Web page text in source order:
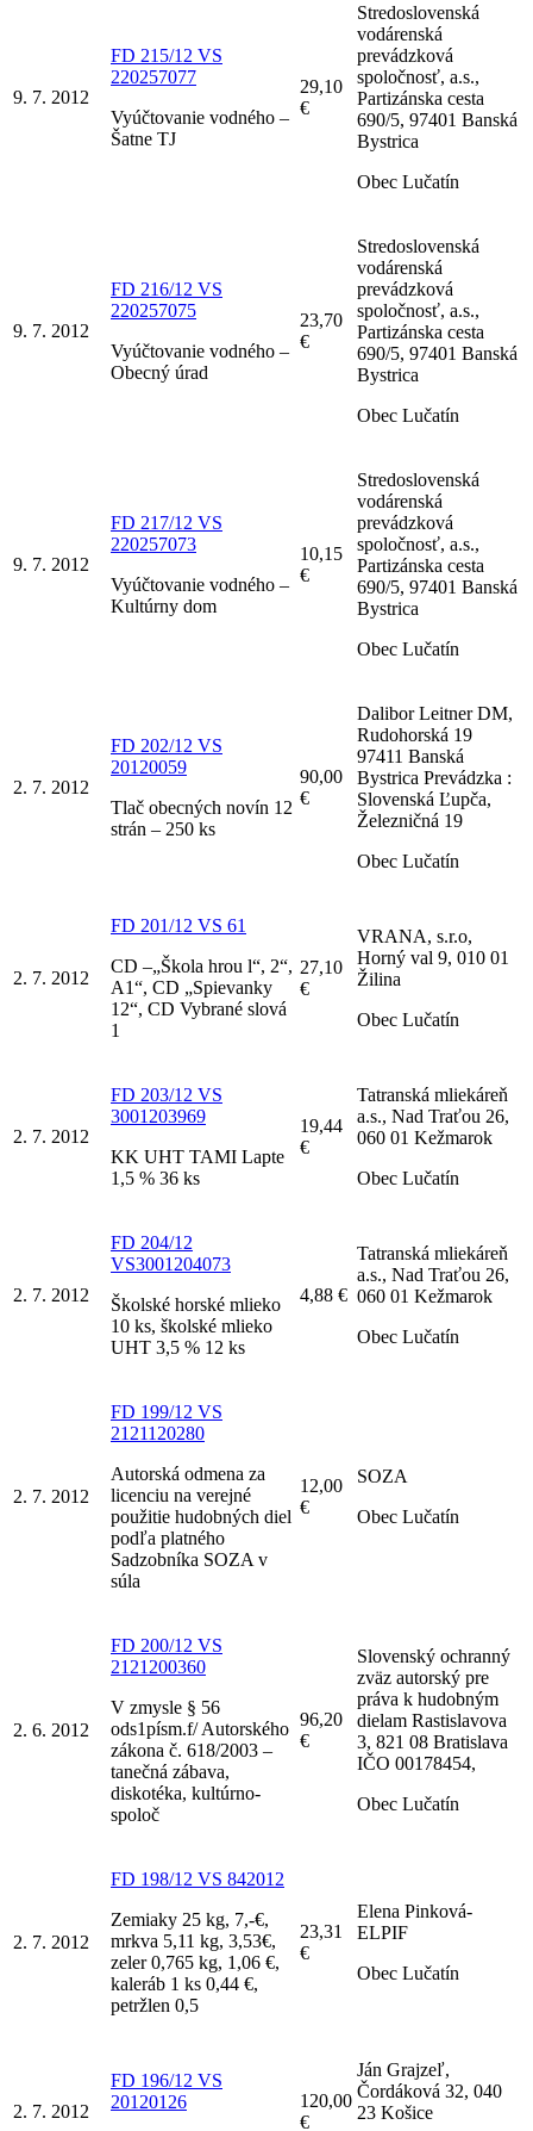
9. 7. 2012
FD 215/12 VS
220257077
Vyúčtovanie vodného –
Šatne TJ
29,10
€
Stredoslovenská
vodárenská
prevádzková
spoločnosť, a.s.,
Partizánska cesta
690/5, 97401 Banská
Bystrica
Obec Lučatín
9. 7. 2012
FD 216/12 VS
220257075
Vyúčtovanie vodného –
Obecný úrad
23,70
€
Stredoslovenská
vodárenská
prevádzková
spoločnosť, a.s.,
Partizánska cesta
690/5, 97401 Banská
Bystrica
Obec Lučatín
9. 7. 2012
FD 217/12 VS
220257073
Vyúčtovanie vodného –
Kultúrny dom
10,15
€
Stredoslovenská
vodárenská
prevádzková
spoločnosť, a.s.,
Partizánska cesta
690/5, 97401 Banská
Bystrica
Obec Lučatín
2. 7. 2012
FD 202/12 VS
20120059
Tlač obecných novín 12
strán – 250 ks
90,00
€
Dalibor Leitner DM,
Rudohorská 19
97411 Banská
Bystrica Prevádzka :
Slovenská Ľupča,
Železničná 19
Obec Lučatín
2. 7. 2012
FD 201/12 VS 61
CD –„Škola hrou l“, 2“,
A1“, CD „Spievanky
12“, CD Vybrané slová
1
27,10
€
VRANA, s.r.o,
Horný val 9, 010 01
Žilina
Obec Lučatín
2. 7. 2012
FD 203/12 VS
3001203969
KK UHT TAMI Lapte
1,5 % 36 ks
19,44
€
Tatranská mliekáreň
a.s., Nad Traťou 26,
060 01 Kežmarok
Obec Lučatín
2. 7. 2012
FD 204/12
VS3001204073
Školské horské mlieko
10 ks, školské mlieko
UHT 3,5 % 12 ks
4,88 €
Tatranská mliekáreň
a.s., Nad Traťou 26,
060 01 Kežmarok
Obec Lučatín
2. 7. 2012
FD 199/12 VS
2121120280
Autorská odmena za
licenciu na verejné
použitie hudobných diel
podľa platného
Sadzobníka SOZA v
súla
12,00
€
SOZA
Obec Lučatín
2. 6. 2012
FD 200/12 VS
2121200360
V zmysle § 56
ods1písm.f/ Autorského
zákona č. 618/2003 –
tanečná zábava,
diskotéka, kultúrno-
spoloč
96,20
€
Slovenský ochranný
zväz autorský pre
práva k hudobným
dielam Rastislavova
3, 821 08 Bratislava
IČO 00178454,
Obec Lučatín
2. 7. 2012
FD 198/12 VS 842012
Zemiaky 25 kg, 7,-€,
mrkva 5,11 kg, 3,53€,
zeler 0,765 kg, 1,06 €,
kaleráb 1 ks 0,44 €,
petržlen 0,5
23,31
€
Elena Pinková-
ELPIF
Obec Lučatín
2. 7. 2012
FD 196/12 VS
20120126
120,00
€
Ján Grajzeľ,
Čordáková 32, 040
23 Košice